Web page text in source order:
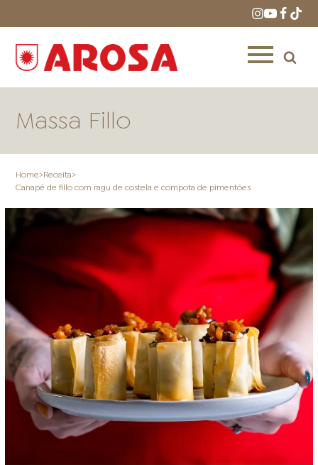
HOME RECEITAS PRODUTOS
DISTRIBUIDORES E
REPRESENTANTES
FOOD SERVICE EMPRESA AGENDA DE CURSOS
Massa Fillo
Home>Receita>
Canapé de fillo com ragu de costela e compota de pimentões